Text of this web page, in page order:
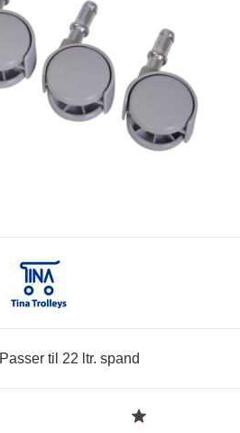
til 22 ltr. spand
for Hjulsæt 4 stk LITE